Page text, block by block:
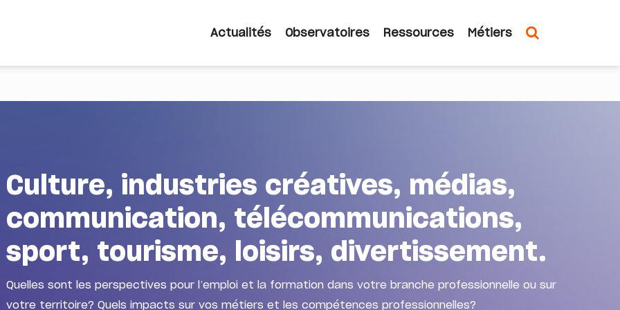
Actualités Observatoires Ressources Métiers
Culture, industries créatives, médias,
communication, télécommunications,
sport, tourisme, loisirs, divertissement.
Quelles sont les perspectives pour l’emploi et la formation dans votre branche professionnelle ou sur
votre territoire? Quels impacts sur vos métiers et les compétences professionnelles?